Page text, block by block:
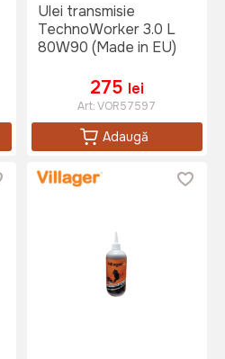
Ulei transmisie
TechnoWorker 3.0 L
80W90 (Made in EU)
275 lei
Art:VOR57597
Adaugă